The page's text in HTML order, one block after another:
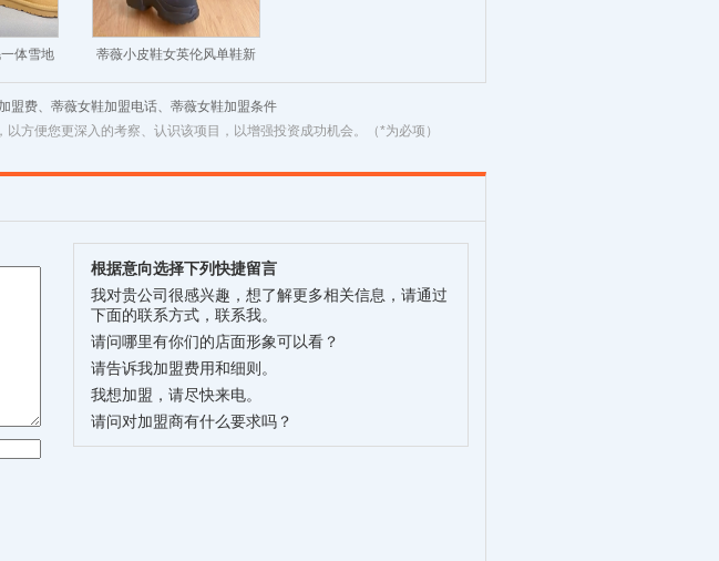
体雪地
新款加
蒂薇小皮鞋女英伦风单鞋新
款秋冬季厚底乐福鞋黑色女
鞋子
盟费、蒂薇女鞋加盟电话、蒂薇女鞋加盟条件
方便您更深入的考察、认识该项目，以增强投资成功机会。（*为必项）
根据意向选择下列快捷留言
我对贵公司很感兴趣，想了解更多相关信息，请通过
下面的联系方式，联系我。
请问哪里有你们的店面形象可以看？
请告诉我加盟费用和细则。
我想加盟，请尽快来电。
请问对加盟商有什么要求吗？